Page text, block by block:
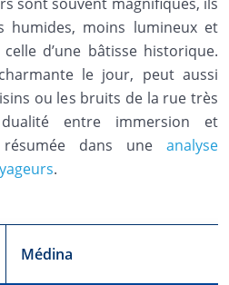
humides, moins lumineux et
d’une bâtisse historique.
le jour, peut aussi
ou les bruits de la rue très
entre immersion et
dans une analyse
.
Médina